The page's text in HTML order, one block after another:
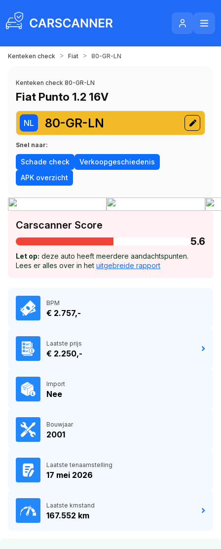
Kenteken check > Fiat > 80-GR-LN
Kenteken check 80-GR-LN
Fiat Punto 1.2 16V
NL 80-GR-LN
Snel naar:
Schade check
Verkoopgeschiedenis
APK overzicht
Carscanner Score
5.6
Let op: deze auto heeft meerdere aandachtspunten.
Lees er alles over in het uitgebreide rapport
BPM
€ 2.757,-
Laatste prijs
€ 2.250,-
Import
Nee
Bouwjaar
2001
Laatste tenaamstelling
17 mei 2026
Laatste kmstand
167.552 km